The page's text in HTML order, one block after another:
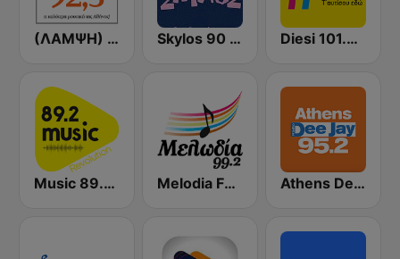
(ΛΑΜΨΗ) Lampsi 92.3 FM Skylos 90 FM Diesi 101.3 FM
Music 89.2 FM Melodia FM (Μελωδία 99.2) Athens Deejay FM